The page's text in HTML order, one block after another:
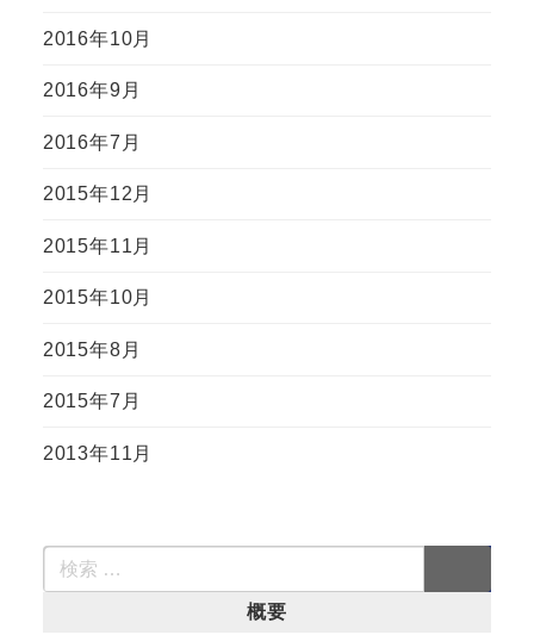
2016年10月
2016年9月
2016年7月
2015年12月
2015年11月
2015年10月
2015年8月
2015年7月
2013年11月
概要